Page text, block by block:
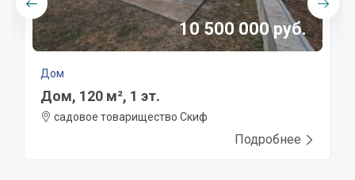
10 500 000 руб.
Дом
Дом, 120 м², 1 эт.
садовое товарищество Скиф
Подробнее